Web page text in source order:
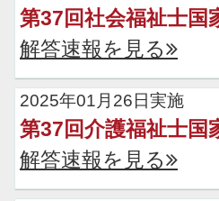
第37回社会福祉士国
解答速報を見る
2025年01月26日実施
第37回介護福祉士国
解答速報を見る